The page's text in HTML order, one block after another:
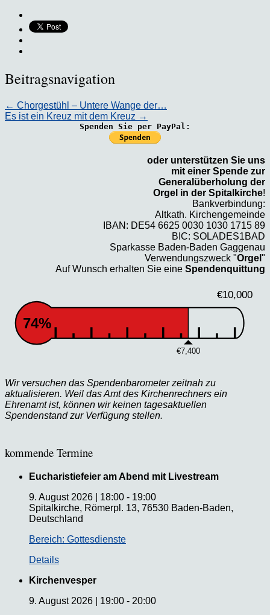
Beitragsnavigation
← Chorgestühl – Untere Wange der…
Es ist ein Kreuz mit dem Kreuz →
Spenden Sie per PayPal:
oder unterstützen Sie uns
mit einer Spende zur
Generalüberholung der
Orgel in der Spitalkirche!
Bankverbindung:
Altkath. Kirchengemeinde
IBAN: DE54 6625 0030 1030 1715 89
BIC: SOLADES1BAD
Sparkasse Baden-Baden Gaggenau
Verwendungszweck "Orgel "
Auf Wunsch erhalten Sie eine Spendenquittung
€10,000
€7,400
74%
Wir versuchen das Spendenbarometer zeitnah zu
aktualisieren. Weil das Amt des Kirchenrechners ein
Ehrenamt ist, können wir keinen tagesaktuellen
Spendenstand zur Verfügung stellen.
kommende Termine
Eucharistiefeier am Abend mit Livestream
9. August 2026
18:00 - 19:00
Spitalkirche, Römerpl. 13, 76530 Baden-Baden,
Deutschland
Bereich: Gottesdienste
Details
Kirchenvesper
9. August 2026
19:00 - 20:00